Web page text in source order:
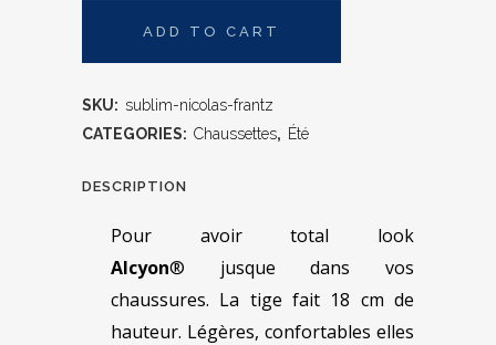
ADD TO CART
SKU: sublim-nicolas-frantz
CATEGORIES: Chaussettes, Été
DESCRIPTION
Pour avoir total look
Alcyon® jusque dans vos
chaussures. La tige fait 18 cm de
hauteur. Légères, confortables elles